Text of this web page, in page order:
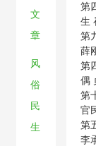
文
章
风
俗
民
生
第
生
第
薛
第
偶
第
官
第
李